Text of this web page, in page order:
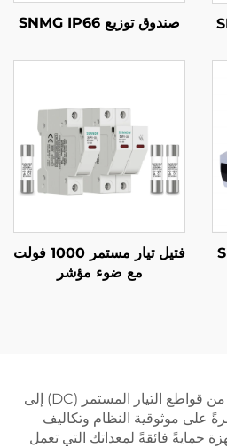
صندوق توزيع SNMG IP66
فتيل تيار مستمر 1000 فولت
مع ضوء مؤشر
يؤدي اختيار الأنواع المناسبة من قواطع التيار المستمر (DC) إلى
على موثوقية النظام وتكاليف
حمايةً فائقةً لمعداتك التي تعمل